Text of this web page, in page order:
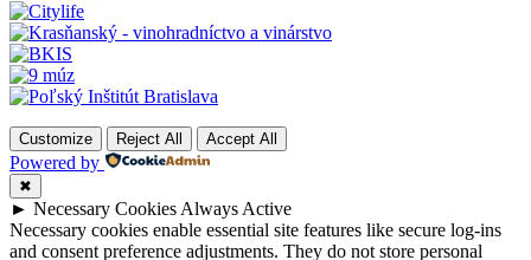
Customize Reject All Accept All
Powered by
✖
► Necessary Cookies Always Active
Necessary cookies enable essential site features like secure log-ins
and consent preference adjustments. They do not store personal